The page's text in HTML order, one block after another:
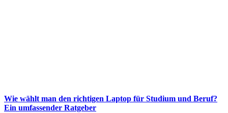
Wie wählt man den richtigen Laptop für Studium und Beruf?
Ein umfassender Ratgeber